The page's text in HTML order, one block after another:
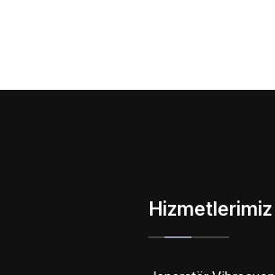
Hizmetlerimiz